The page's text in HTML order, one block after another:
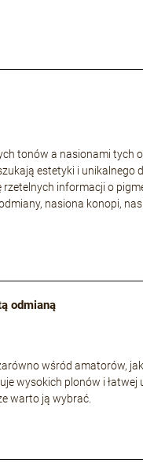
tonów a nasionami tych
estetyki i unikalnego
rzetelnych informacji o
nasiona konopi,
odmianą
wśród amatorów,
wysokich plonów i łatwej
warto ją wybrać.